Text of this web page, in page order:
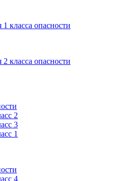
класса опасности
класса опасности
2
3
1
4